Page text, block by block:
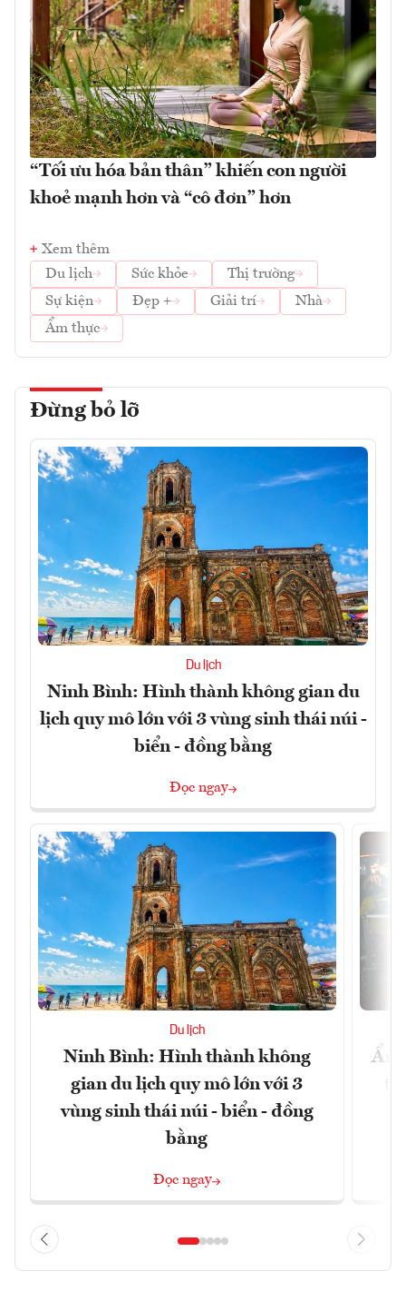
“Tối ưu hóa bản thân” khiến con người
khoẻ mạnh hơn và “cô đơn” hơn
Xem thêm
Du lịch
Sức khỏe
Thị trường
Sự kiện
Đẹp + Giải trí
Nhà
Ẩm thực
Đừng bỏ lỡ
Du lịch
Ninh Bình: Hình thành không gian du
lịch quy mô lớn với 3 vùng sinh thái núi -
biển - đồng bằng
Đọc ngay
Du lịch
Ninh Bình: Hình thành không
gian du lịch quy mô lớn với 3
vùng sinh thái núi - biển - đồng
bằng
Đọc ngay
Ẩm